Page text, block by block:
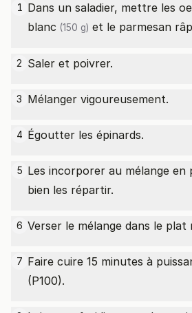
1 Dans un saladier, mettre les
blanc (150 g) et le parmesan
2 Saler et poivrer.
3 Mélanger vigoureusement.
4 Égoutter les épinards.
5 Les incorporer au mélange en
bien les répartir.
6 Verser le mélange dans le plat
7 Faire cuire 15 minutes à
(P100).